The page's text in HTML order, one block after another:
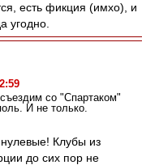
есть фикция (имхо), и
угодно.
со "Спартаком"
И не только.
Клубы из
до сих пор не